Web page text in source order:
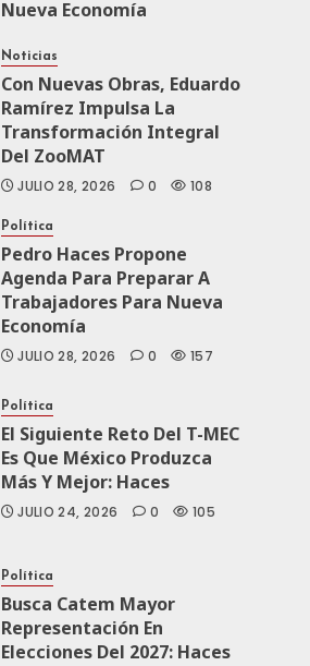
Nueva Economía
Noticias
Con Nuevas Obras, Eduardo
Ramírez Impulsa La
Transformación Integral
Del ZooMAT
JULIO 28, 2026 0 108
Política
Pedro Haces Propone
Agenda Para Preparar A
Trabajadores Para Nueva
Economía
JULIO 28, 2026 0 157
Política
El Siguiente Reto Del T-MEC
Es Que México Produzca
Más Y Mejor: Haces
JULIO 24, 2026 0 105
Política
Busca Catem Mayor
Representación En
Elecciones Del 2027: Haces